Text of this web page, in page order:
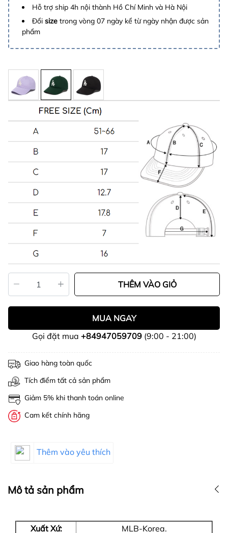
Hỗ trợ ship 4h nội thành Hồ Chí Minh và Hà Nội
Đổi size trong vòng 07 ngày kể từ ngày nhận được sản
phẩm
THÊM VÀO GIỎ
MUA NGAY
Gọi đặt mua +84947059709(9:00 - 21:00)
Giao hàng toàn quốc
Tích điểm tất cả sản phẩm
Giảm 5% khi thanh toán online
Cam kết chính hãng
Thêm vào yêu thích
Mô tả sản phẩm
Xuất Xứ: MLB-Korea.